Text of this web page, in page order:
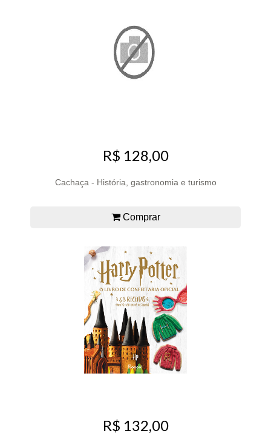
R$ 128,00
Cachaça - História, gastronomia e turismo
Comprar
R$ 132,00